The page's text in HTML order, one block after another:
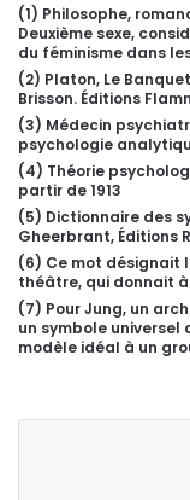
(1) Philosophe,
Deuxième sexe,
du féminisme dans
(2) Platon, Le
Brisson. Éditions
(3) Médecin
psychologie
(4) Théorie
partir de 1913
(5) Dictionnaire des
Gheerbrant, Éditions
(6) Ce mot désignait
théâtre, qui donnait
(7) Pour Jung, un
un symbole universel
modèle idéal à un